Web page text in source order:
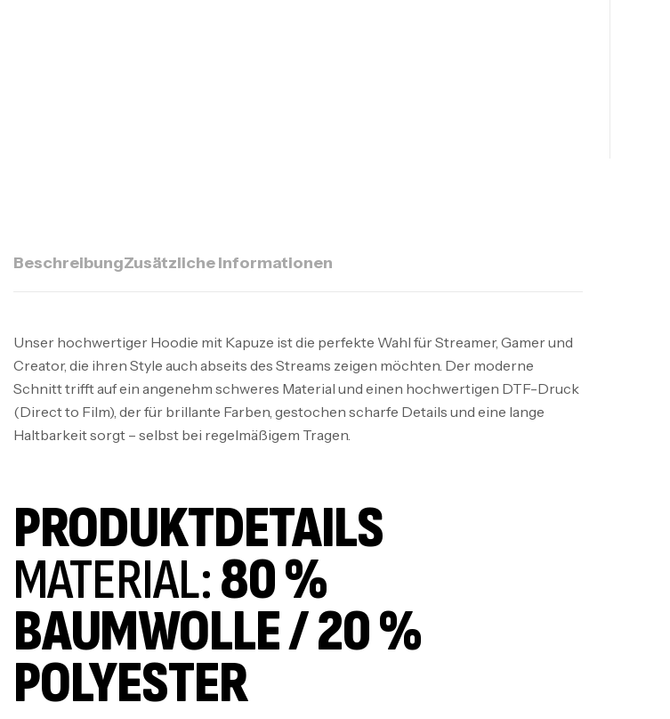
BeschreibungZusätzliche Informationen
Unser hochwertiger Hoodie mit Kapuze ist die perfekte Wahl für Streamer, Gamer und
Creator, die ihren Style auch abseits des Streams zeigen möchten. Der moderne
Schnitt trifft auf ein angenehm schweres Material und einen hochwertigen DTF-Druck
(Direct to Film), der für brillante Farben, gestochen scharfe Details und eine lange
Haltbarkeit sorgt – selbst bei regelmäßigem Tragen.
PRODUKTDETAILS
MATERIAL:80 %
BAUMWOLLE / 20 %
POLYESTER